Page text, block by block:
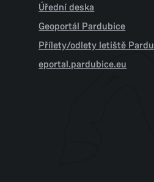
Úřední deska
Geoportál Pardubice
Přílety/odlety letiště
eportal.pardubice.eu